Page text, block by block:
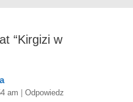
“Kirgizi w
am | Odpowiedz